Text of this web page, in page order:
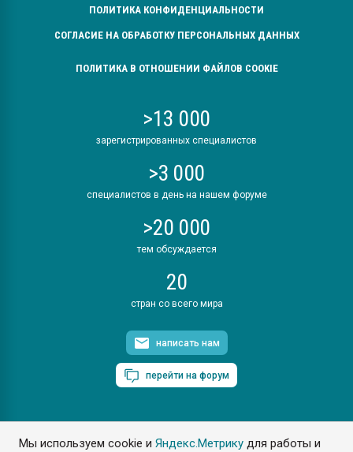
Мы используем cookie иЯндекс.Метрику для работы и
ПОЛИТИКА КОНФИДЕНЦИАЛЬНОСТИ
СОГЛАСИЕ НА ОБРАБОТКУ ПЕРСОНАЛЬНЫХ ДАННЫХ
ПОЛИТИКА В ОТНОШЕНИИ ФАЙЛОВ COOKIE
>13 000
зарегистрированных специалистов
>3 000
специалистов в день на нашем форуме
>20 000
тем обсуждается
20
стран со всего мира
написать нам
перейти на форум
ПластЭксперт © 2006. Все права защищены